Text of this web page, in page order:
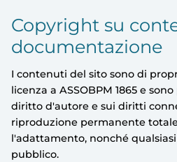
Copyright su
documentazione
I contenuti del sito sono di
licenza a ASSOBPM 1865 e
diritto d'autore e sui diritti
riproduzione permanente
l'adattamento, nonché
pubblico.